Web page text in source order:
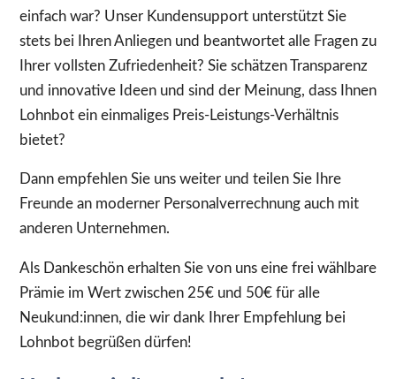
einfach war? Unser Kundensupport unterstützt Sie
stets bei Ihren Anliegen und beantwortet alle Fragen zu
Ihrer vollsten Zufriedenheit? Sie schätzen Transparenz
und innovative Ideen und sind der Meinung, dass Ihnen
Lohnbot ein einmaliges Preis-Leistungs-Verhältnis
bietet?
Dann empfehlen Sie uns weiter und teilen Sie Ihre
Freunde an moderner Personalverrechnung auch mit
anderen Unternehmen.
Als Dankeschön erhalten Sie von uns eine frei wählbare
Prämie im Wert zwischen 25€ und 50€ für alle
Neukund:innen, die wir dank Ihrer Empfehlung bei
Lohnbot begrüßen dürfen!